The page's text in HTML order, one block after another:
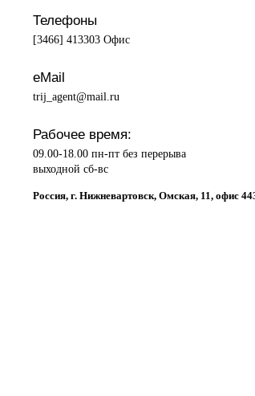
Телефоны
[3466] 413303 Офис
eMail
trij_agent@mail.ru
Рабочее время:
09.00-18.00 пн-пт без перерыва
выходной сб-вс
Россия, г. Нижневартовск, Омская, 11,